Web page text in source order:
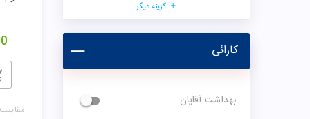
گزینه دیگر
کارائی
بهداشت آقایان